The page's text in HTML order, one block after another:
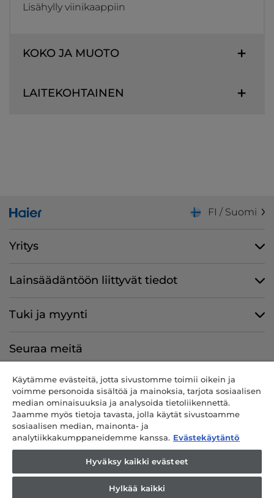
Lisähylly viinikaappiin
KOKO JA MUOTO
LAITEKOHTAINEN
FI / Suomi
Yritys
Lainsäädäntöön liittyvät tiedot
Tuki ja myynti
Seuraa meitä
CANDY HOOVER GROUP S.r.I. – ainut osakkeenomistaja –
REKISTERÖITY TOIMIPAIKKA: Via Comolli, 57 – 20861 Brugherio (MB)
– Italia – HALLINNOLLISET TOIMIPAIKAT: Via Privata Eden Fumagalli
(MB) – Italia – Puh.: +39 039 2086 1 – Faksi: +39 039 2086 237 –
Yhtiöpääoma 35 000 000,00 € täysin maksetut – Italian verokoodi ja
rekisterinro Milano-Monza-Brianza-Lodi 04666310158 – ALV-nro
Käytämme evästeitä, jotta sivustomme toimii oikein ja
voimme personoida sisältöä ja mainoksia, tarjota sosiaalisen
median ominaisuuksia ja analysoida tietoliikennettä.
Jaamme myös tietoja tavasta, jolla käytät sivustoamme
sosiaalisen median, mainonta- ja
analytiikkakumppaneidemme kanssa. Evästekäytäntö
Hyväksy kaikki evästeet
Hylkää kaikki